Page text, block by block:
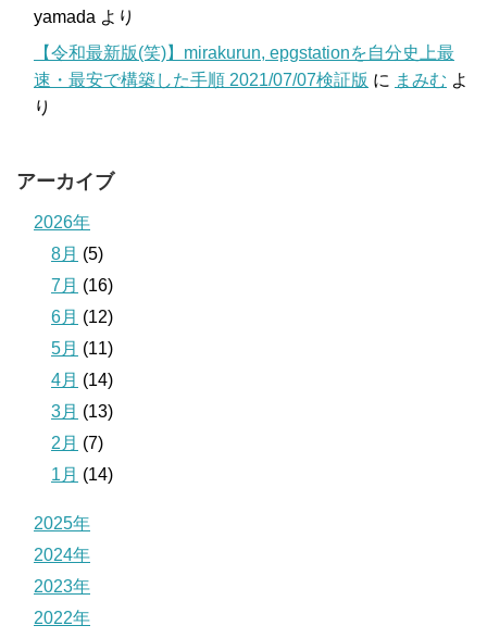
yamada より
【令和最新版(笑)】mirakurun, epgstationを自分史上最
速・最安で構築した手順 2021/07/07検証版 に まみむ よ
り
アーカイブ
2026年
8月 (5)
7月 (16)
6月 (12)
5月 (11)
4月 (14)
3月 (13)
2月 (7)
1月 (14)
2025年
2024年
2023年
2022年